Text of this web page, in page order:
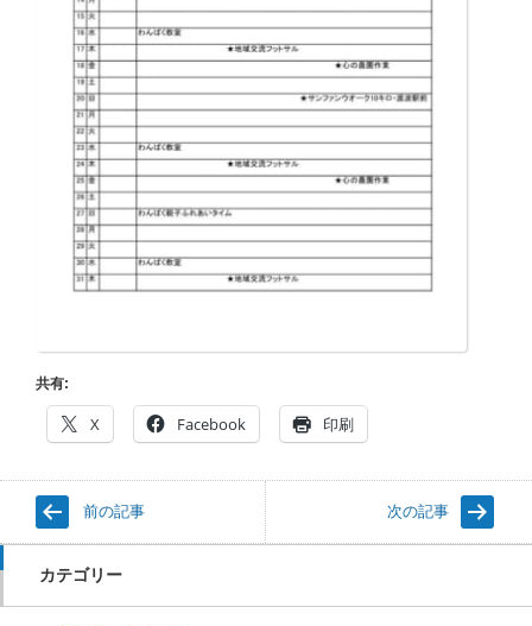
共有:
X Facebook 印刷
前の記事 次の記事
カテゴリー